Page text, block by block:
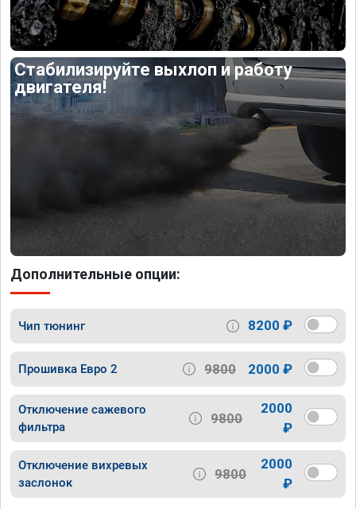
Стабилизируйте выхлоп и работу
двигателя!
Дополнительные опции:
Чип тюнинг 8200 ₽
Прошивка Евро 2 9800 2000 ₽
Отключение сажевого
фильтра
9800
2000
₽
Отключение вихревых
заслонок
9800
2000
₽